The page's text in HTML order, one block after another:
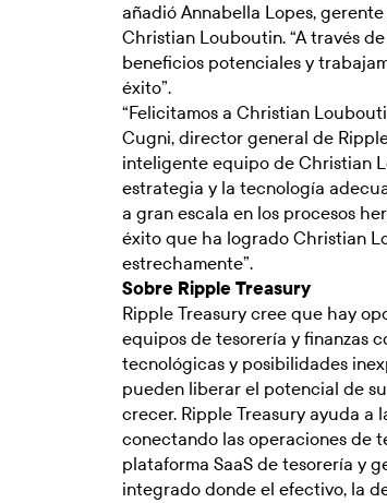
añadió Annabella Lopes,
Christian Louboutin. “A través
beneficios potenciales y
éxito”.
“Felicitamos a Christian
Cugni, director general de
inteligente equipo de Christian
estrategia y la tecnología
a gran escala en los procesos
éxito que ha logrado Christian
estrechamente”.
Sobre Ripple Treasury
Ripple Treasury cree que hay
equipos de tesorería y finanzas
tecnológicas y posibilidades
pueden liberar el potencial de
crecer. Ripple Treasury ayuda a
conectando las operaciones de
plataforma SaaS de tesorería y
integrado donde el efectivo, la